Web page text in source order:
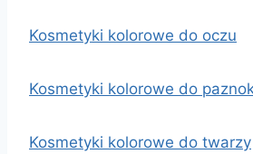
Kosmetyki kolorowe do oczu
Kosmetyki kolorowe do
Kosmetyki kolorowe do twarzy